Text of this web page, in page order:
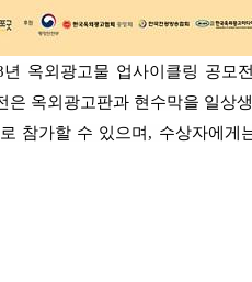
옥외광고물 업사이클링 공모
옥외광고판과 현수막을 일상
참가할 수 있으며, 수상자에게